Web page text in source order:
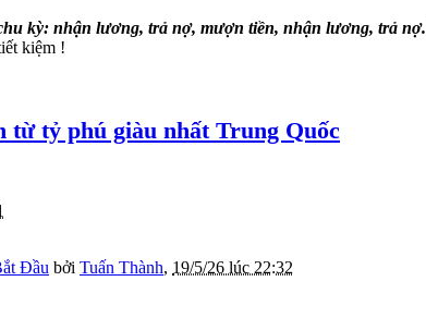
kỳ: nhận lương, trả nợ, mượn tiền, nhận lương, trả nợ.
kiệm !
từ tỷ phú giàu nhất Trung Quốc
Đầu bởi Tuấn Thành, 19/5/26 lúc 22:32